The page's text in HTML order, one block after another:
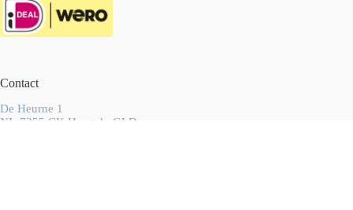
Contact
De Heurne 1
NL-7255 CK Hengelo GLD